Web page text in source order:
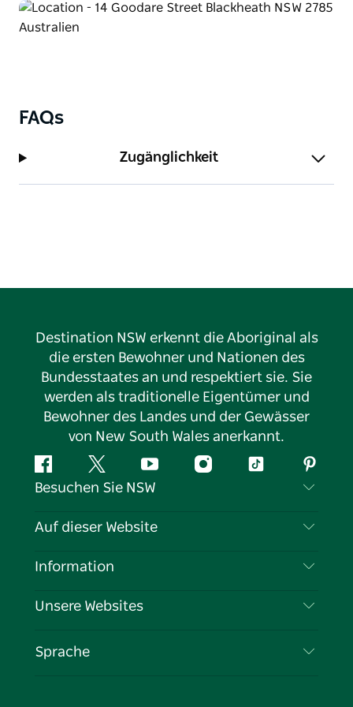
Party-/Unterhaltungsbereich und einen Gasgrill.
Bettwäsche, Handtücher, Decken und Decken sind
die beiden nach Nordosten ausgerichteten Decks
Busch und einen atemberaubenden Blick auf die
FAQs
Zugänglichkeit
Destination NSW erkennt die Aboriginal als
die ersten Bewohner und Nationen des
Bundesstaates an und respektiert sie. Sie
werden als traditionelle Eigentümer und
Bewohner des Landes und der Gewässer
von New South Wales anerkannt.
FacebookTwitter YouTubeInstagramTikTok
Besuchen Sie NSW
Kontaktieren Sie uns
Cookie-Hinweis
Auf dieser Website
Reiseziele
Veranstaltungen
Information
Reiseinformationen
Unternehmen in NSW
Unsere Websites
Sprache